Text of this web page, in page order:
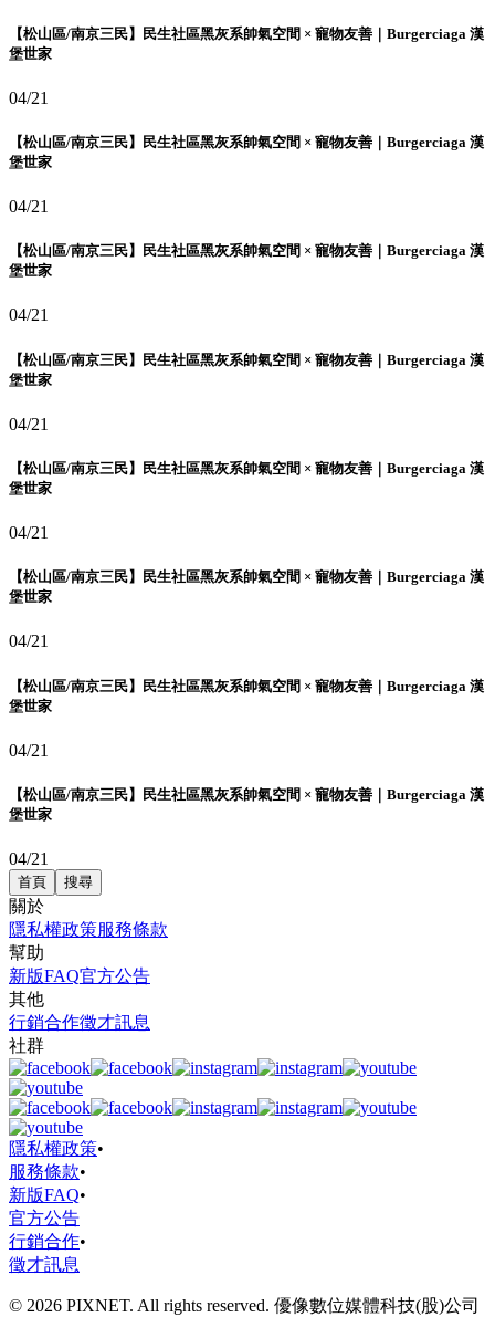
【松山區/南京三民】民生社區黑灰系帥氣空間 × 寵物友善｜Burgerciaga 漢
堡世家
04/21
【松山區/南京三民】民生社區黑灰系帥氣空間 × 寵物友善｜Burgerciaga 漢
堡世家
04/21
【松山區/南京三民】民生社區黑灰系帥氣空間 × 寵物友善｜Burgerciaga 漢
堡世家
04/21
【松山區/南京三民】民生社區黑灰系帥氣空間 × 寵物友善｜Burgerciaga 漢
堡世家
04/21
【松山區/南京三民】民生社區黑灰系帥氣空間 × 寵物友善｜Burgerciaga 漢
堡世家
04/21
【松山區/南京三民】民生社區黑灰系帥氣空間 × 寵物友善｜Burgerciaga 漢
堡世家
04/21
【松山區/南京三民】民生社區黑灰系帥氣空間 × 寵物友善｜Burgerciaga 漢
堡世家
04/21
【松山區/南京三民】民生社區黑灰系帥氣空間 × 寵物友善｜Burgerciaga 漢
堡世家
04/21
首頁 搜尋
關於
隱私權政策服務條款
幫助
新版FAQ官方公告
其他
行銷合作徵才訊息
社群
隱私權政策•
服務條款•
新版FAQ•
官方公告
行銷合作•
徵才訊息
© 2026 PIXNET. All rights reserved. 優像數位媒體科技(股)公司